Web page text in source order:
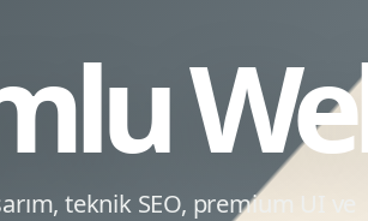
Kurumsal Dokuman Tasarimi
Ofis Ici Gorsel Kimlik
Kurumsal Katalog Tasarimi
teknik SEO, premium UI ve